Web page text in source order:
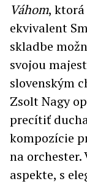
Váhom, ktorá
ekvivalent
skladbe
svojou
slovenským
Zsolt Nagy
precítiť
kompozície
na
aspekte, s